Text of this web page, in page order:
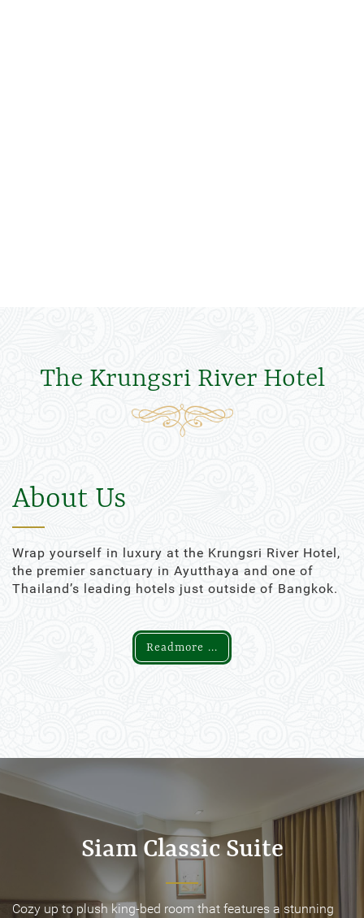
The Krungsri River Hotel
About Us
Wrap yourself in luxury at the Krungsri River Hotel,
the premier sanctuary in Ayutthaya and one of
Thailand’s leading hotels just outside of Bangkok.
Readmore ...
Siam Classic Suite
Cozy up to plush king-bed room that features a stunning
Siam Classic Suite
Cozy up to plush king-bed room that features a stunning